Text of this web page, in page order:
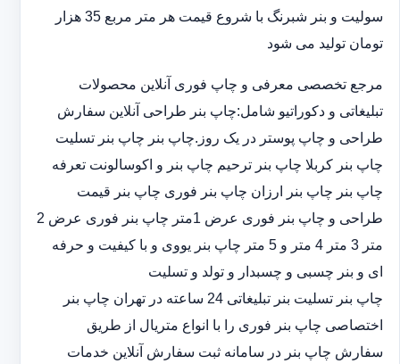
سولیت و بنر شبرنگ با شروع قیمت هر متر مربع 35 هزار
تومان تولید می شود
مرجع تخصصی معرفی و چاپ فوری آنلاین محصولات
تبلیغاتی و دکوراتیو شامل:چاپ بنر طراحی آنلاین سفارش
طراحی و چاپ پوستر در یک روز.چاپ بنر چاپ بنر تسلیت
چاپ بنر کربلا چاپ بنر ترحیم چاپ بنر و اکوسالونت تعرفه
چاپ بنر چاپ بنر ارزان چاپ بنر فوری چاپ بنر قیمت
طراحی و چاپ بنر فوری عرض 1متر چاپ بنر فوری عرض 2
متر 3 متر 4 متر و 5 متر چاپ بنر یووی و با کیفیت و حرفه
ای و بنر چسبی و چسبدار و تولد و تسلیت
چاپ بنر تسلیت بنر تبلیغاتی 24 ساعته در تهران چاپ بنر
اختصاصی چاپ بنر فوری را با انواع متریال از طریق
سفارش چاپ بنر در سامانه ثبت سفارش آنلاین خدمات